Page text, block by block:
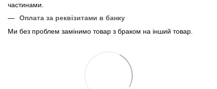
частинами.
Оплата за реквізитами в банку
Ми без проблем замінимо товар з браком на інший товар.